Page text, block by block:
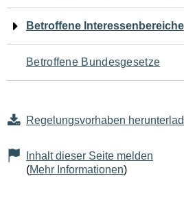
den
Seiteninhalt
Betroffene Interessenbereiche
Betroffene Bundesgesetze
Regelungsvorhaben
Inhalt dieser Seite melden
(Mehr Informationen)